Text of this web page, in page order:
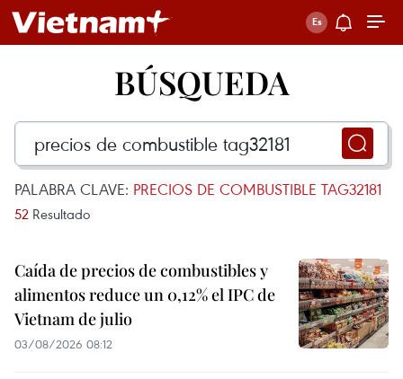
BÚSQUEDA
PALABRA CLAVE: PRECIOS DE COMBUSTIBLE TAG32181
52 Resultado
Caída de precios de combustibles y
alimentos reduce un 0,12% el IPC de
Vietnam de julio
03/08/2026 08:12